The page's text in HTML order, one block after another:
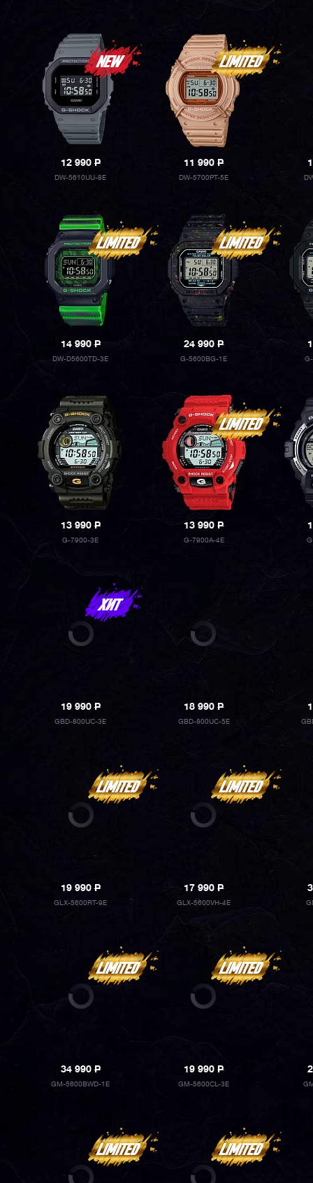
12 990P
DW-5610UU-8E
11 990P
DW-5700PT-5E
14 990P
DW-D5600TD-3E
24 990P
G-5600BG-1E
13 990P
G-7900-3E
13 990P
G-7900A-4E
19 990P
GBD-800UC-3E
18 990P
GBD-800UC-5E
19 990P
GLX-5600RT-9E
17 990P
GLX-5600VH-4E
34 990P
GM-5600BWD-1E
19 990P
GM-5600CL-3E